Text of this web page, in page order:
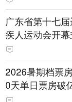
广东省第十七
疾人运动会开
海》MV正式发布
2026暑期档票
0天单日票房破